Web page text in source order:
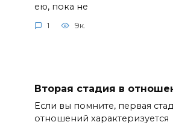
ею, пока не
1 9к.
Вторая стадия в
Если вы помните, первая
отношений характеризуется